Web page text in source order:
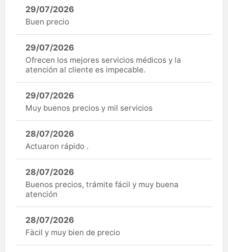
29/07/2026
Buen precio
29/07/2026
Ofrecen los mejores servicios médicos y la
atención al cliente es impecable.
29/07/2026
Muy buenos precios y mil servicios
28/07/2026
Actuaron rápido .
28/07/2026
Buenos precios, trámite fácil y muy buena
atención
28/07/2026
Fàcil y muy bien de precio